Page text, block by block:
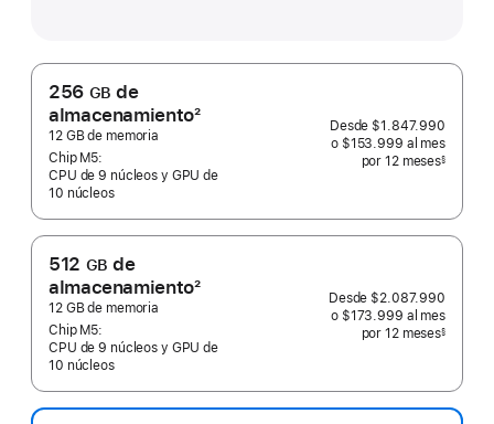
256 GB de
almacenamiento
Nota
a
pie
página
2
12 GB de memoria
Chip M5:
CPU de 9 núcleos y GPU de
10 núcleos
Desde $1.847.990
o $153.999 al mes
por 12 mesesmeses
Nota a pie de página
§
512 GB de
almacenamiento
Nota
a
pie
página
2
12 GB de memoria
Chip M5:
CPU de 9 núcleos y GPU de
10 núcleos
Desde $2.087.990
o $173.999 al mes
por 12 mesesmeses
Nota a pie de página
§